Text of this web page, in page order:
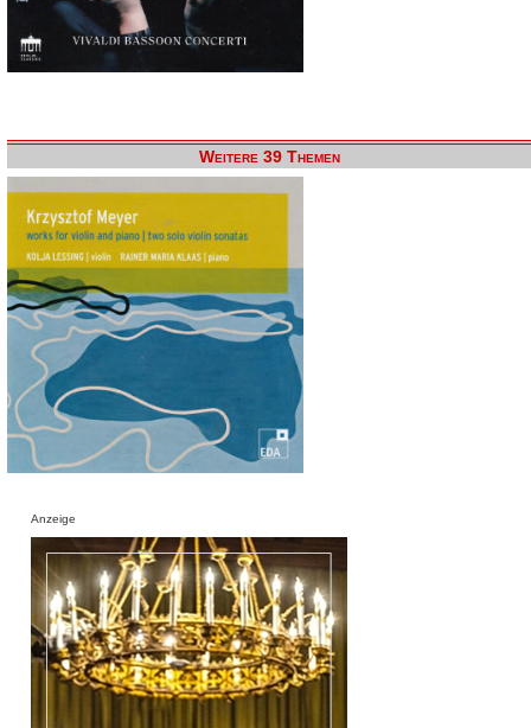
Weitere 39 Themen
Anzeige